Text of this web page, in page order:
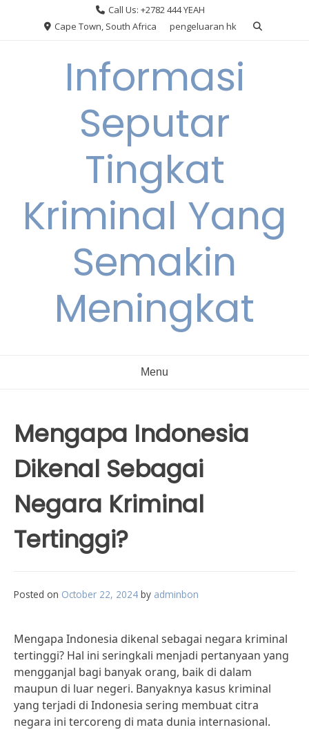
Call Us: +2782 444 YEAH
Cape Town, South Africa
pengeluaran hk
Informasi
Seputar
Tingkat
Kriminal Yang
Semakin
Meningkat
Menu
Mengapa Indonesia
Dikenal Sebagai
Negara Kriminal
Tertinggi?
Posted on October 22, 2024 by adminbon
Mengapa Indonesia dikenal sebagai negara kriminal
tertinggi? Hal ini seringkali menjadi pertanyaan yang
mengganjal bagi banyak orang, baik di dalam
maupun di luar negeri. Banyaknya kasus kriminal
yang terjadi di Indonesia sering membuat citra
negara ini tercoreng di mata dunia internasional.